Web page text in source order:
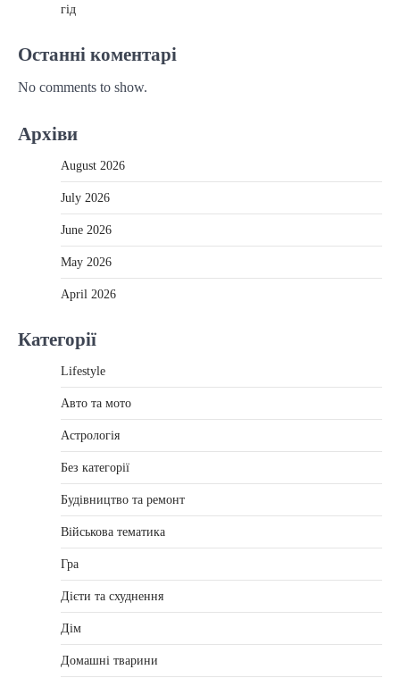
гід
Останні коментарі
No comments to show.
Архіви
August 2026
July 2026
June 2026
May 2026
April 2026
Категорії
Lifestyle
Авто та мото
Астрологія
Без категорії
Будівництво та ремонт
Військова тематика
Гра
Дієти та схуднення
Дім
Домашні тварини